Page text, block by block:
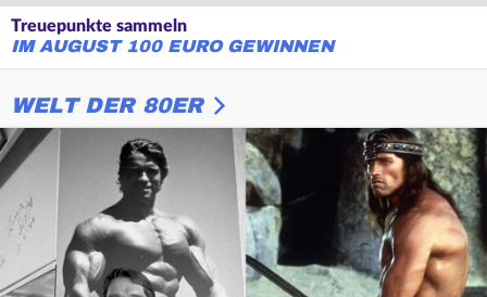
Treuepunkte sammeln
IM AUGUST 100 EURO GEWINNEN
WELT DER 80ER